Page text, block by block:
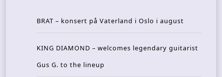
BRAT – konsert på Vaterland i Oslo i august
KING DIAMOND – welcomes legendary guitarist
Gus G. to the lineup